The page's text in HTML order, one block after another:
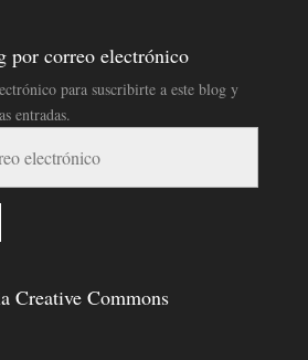
por correo electrónico
para suscribirte a este blog y
entradas.
Creative Commons